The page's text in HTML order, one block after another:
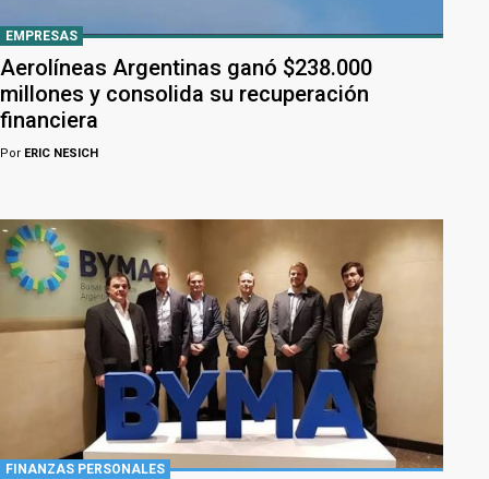
EMPRESAS
Aerolíneas Argentinas ganó $238.000
millones y consolida su recuperación
financiera
Por ERIC NESICH
FINANZAS PERSONALES